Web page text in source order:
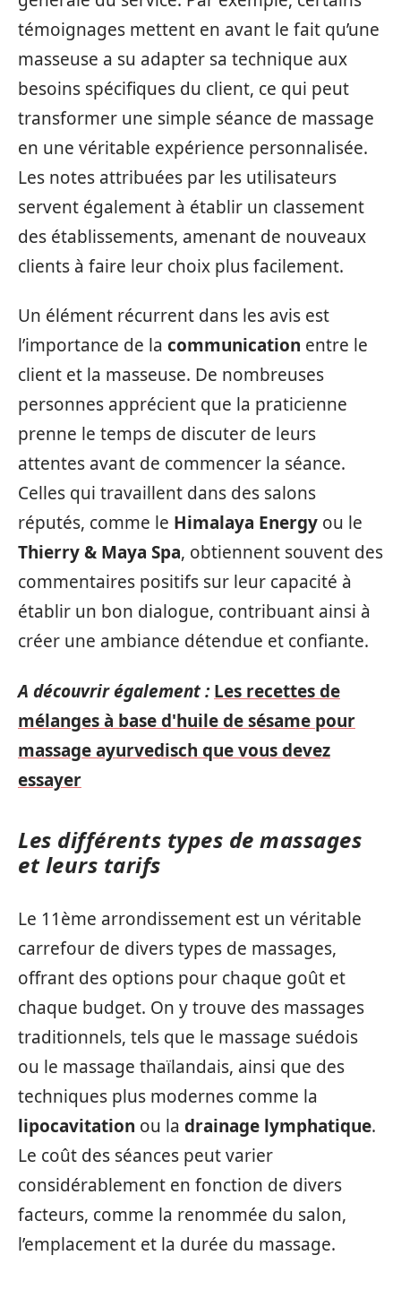
témoignages mettent en avant le fait qu’une
masseuse a su adapter sa technique aux
besoins spécifiques du client, ce qui peut
transformer une simple séance de massage
en une véritable expérience personnalisée.
Les notes attribuées par les utilisateurs
servent également à établir un classement
des établissements, amenant de nouveaux
clients à faire leur choix plus facilement.
Un élément récurrent dans les avis est
l’importance de la communication entre le
client et la masseuse. De nombreuses
personnes apprécient que la praticienne
prenne le temps de discuter de leurs
attentes avant de commencer la séance.
Celles qui travaillent dans des salons
réputés, comme le Himalaya Energy ou le
Thierry & Maya Spa, obtiennent souvent des
commentaires positifs sur leur capacité à
établir un bon dialogue, contribuant ainsi à
créer une ambiance détendue et confiante.
A découvrir également : Les recettes de
mélanges à base d'huile de sésame pour
massage ayurvedisch que vous devez
essayer
Les différents types de massages
et leurs tarifs
Le 11ème arrondissement est un véritable
carrefour de divers types de massages,
offrant des options pour chaque goût et
chaque budget. On y trouve des massages
traditionnels, tels que le massage suédois
ou le massage thaïlandais, ainsi que des
techniques plus modernes comme la
lipocavitation ou la drainage lymphatique.
Le coût des séances peut varier
considérablement en fonction de divers
facteurs, comme la renommée du salon,
l’emplacement et la durée du massage.